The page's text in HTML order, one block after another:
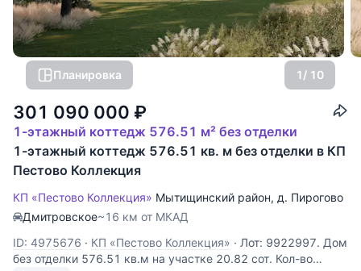
Планировка 1/ 10
301 090 000 ₽
1-этажный коттедж 576.51 м² без отделки
1-этажный коттедж 576.51 кв. м без отделки в КП
Пестово Коллекция
КП «Пестово Коллекция» Мытищинский район, д. Пирогово
Дмитровское~16 км от МКАД
ID: 4975676 · КП «Пестово Коллекция» · Лот: 9922997. Дом
без отделки 576.51 кв.м на участке 20.82 cот. Кол-во